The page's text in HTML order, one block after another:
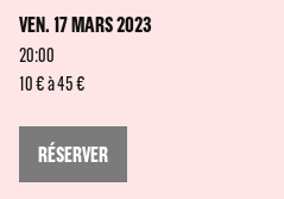
VEN. 17 MARS 2023
20:00
10 € à 45 €
RÉSERVER